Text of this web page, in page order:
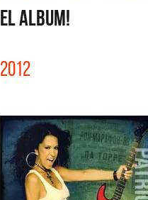
EL ALBUM!
2012